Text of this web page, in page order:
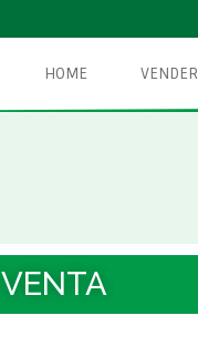
HOME VENDER
VENTA